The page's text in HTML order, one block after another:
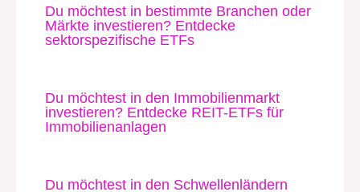
Du möchtest in bestimmte Branchen oder
Märkte investieren? Entdecke
sektorspezifische ETFs
Du möchtest in den Immobilienmarkt
investieren? Entdecke REIT-ETFs für
Immobilienanlagen
Du möchtest in den Schwellenländern